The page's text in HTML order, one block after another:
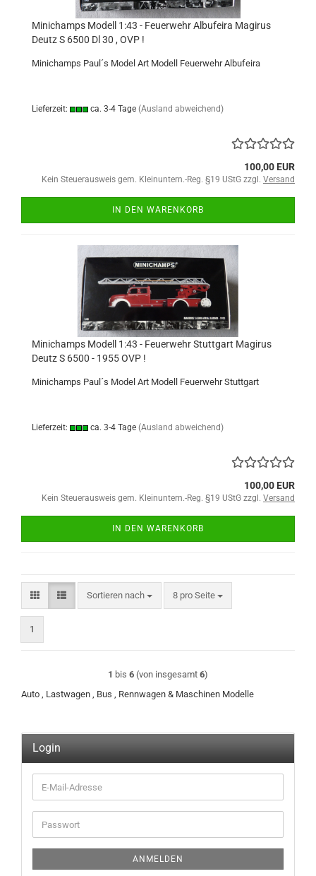
Minichamps Modell 1:43 - Feuerwehr Albufeira Magirus
Deutz S 6500 Dl 30 , OVP !
Minichamps Paul´s Model Art Modell Feuerwehr Albufeira
Lieferzeit: ca. 3-4 Tage (Ausland abweichend)
100,00 EUR
Kein Steuerausweis gem. Kleinuntern.-Reg. §19 UStG zzgl. Versand
IN DEN WARENKORB
Minichamps Modell 1:43 - Feuerwehr Stuttgart Magirus
Deutz S 6500 - 1955 OVP !
Minichamps Paul´s Model Art Modell Feuerwehr Stuttgart
Lieferzeit: ca. 3-4 Tage (Ausland abweichend)
100,00 EUR
Kein Steuerausweis gem. Kleinuntern.-Reg. §19 UStG zzgl. Versand
IN DEN WARENKORB
Sortieren nach
Sortieren nach 8 pro Seite
pro Seite
1
1 bis 6 (von insgesamt 6)
Auto , Lastwagen , Bus , Rennwagen & Maschinen Modelle
Login
E-
Mail-
Adresse
Passwort
ANMELDEN